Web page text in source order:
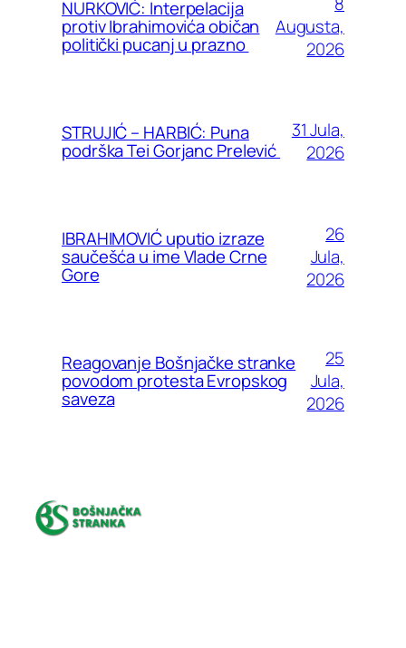
NURKOVIĆ: Interpelacija
protiv Ibrahimovića običan
politički pucanj u prazno
Augusta,
2026
STRUJIĆ – HARBIĆ: Puna
podrška Tei Gorjanc Prelević
31 Jula,
2026
IBRAHIMOVIĆ uputio izraze
saučešća u ime Vlade Crne
Gore
26
Jula,
2026
Reagovanje Bošnjačke stranke
povodom protesta Evropskog
saveza
25
Jula,
2026